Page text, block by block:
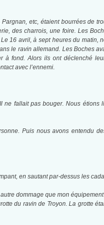
Pargnan, etc, étaient bour­rées de
des charrois, une foire. Les
16 avril, à sept heures du matin,
le ravin allemand. Les Boches
à fond. Alors ils ont déclenché
avec l’ennemi.
ne fallait pas bouger. Nous étions
Puis nous avons entendu
en sautant par-dessus les
dommage que mon
du ravin de Troyon. La grotte